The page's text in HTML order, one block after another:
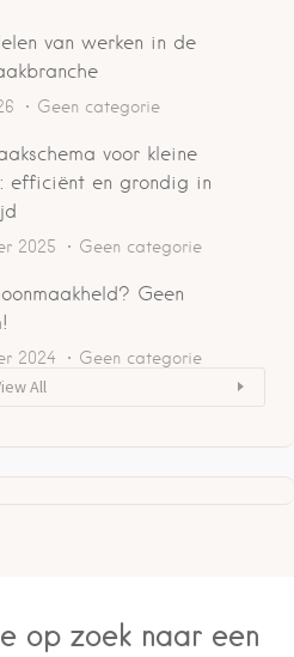
van werken in de
Geen categorie
voor kleine
efficiënt en grondig in
2025 Geen categorie
Geen
2024 Geen categorie
All
op zoek naar een